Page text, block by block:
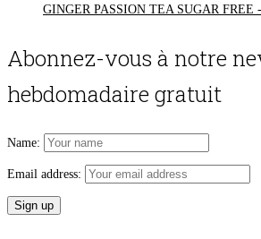
GINGER PASSION TEA SUGAR FREE
Abonnez-vous à notre
hebdomadaire gratuit
Name:
Email address: